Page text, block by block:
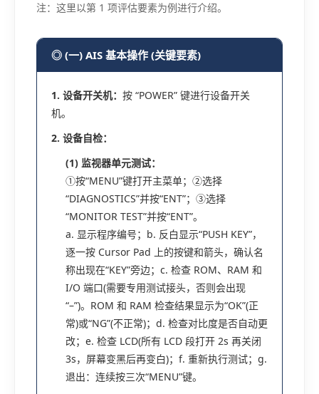
注：这里以第 1 项评估要素为例进行介绍。
◎ (一) AIS 基本操作 (关键要素)
1. 设备开关机： 按 “POWER” 键进行设备开关
机。
2. 设备自检：
(1) 监视器单元测试：
①按“MENU”键打开主菜单；②选择
“DIAGNOSTICS”并按“ENT”；③选择
“MONITOR TEST”并按“ENT”。
a. 显示程序编号；b. 反白显示“PUSH KEY”，
逐一按 Cursor Pad 上的按键和箭头，确认名
称出现在“KEY”旁边；c. 检查 ROM、RAM 和
I/O 端口(需要专用测试接头，否则会出现
“–”)。ROM 和 RAM 检查结果显示为“OK”(正
常)或“NG”(不正常)；d. 检查对比度是否自动更
改；e. 检查 LCD(所有 LCD 段打开 2s 再关闭
3s，屏幕变黑后再变白)；f. 重新执行测试；g.
退出：连续按三次“MENU”键。